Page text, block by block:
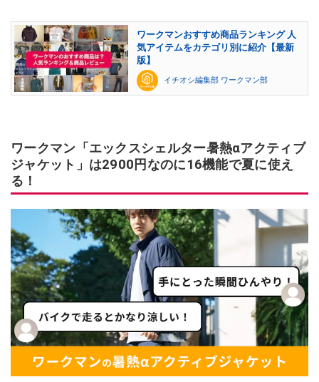
ワークマンおすすめ商品ランキング 人
気アイテムをカテゴリ別に紹介【最新
版】
イチオシ編集部 ワークマン部
ワークマン「エックスシェルター暑熱αアクティブ
ジャケット」は2900円なのに16機能で夏に使え
る！